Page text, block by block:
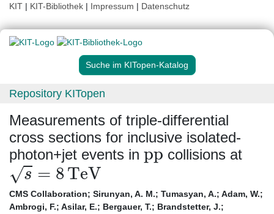
KIT | KIT-Bibliothek | Impressum | Datenschutz
Suche im KITopen-Katalog
Repository KITopen
Measurements of triple-differential
cross sections for inclusive isolated-
photon+jet events in
pp
collisions at
s=8TeV
CMS Collaboration; Sirunyan, A. M.; Tumasyan, A.; Adam, W.;
Ambrogi, F.; Asilar, E.; Bergauer, T.; Brandstetter, J.;